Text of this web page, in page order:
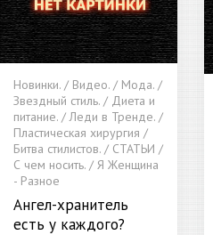
Новинки. / Видео. / Мода. /
Звездный стиль. / Диета и
питание. / Леди в Тренде. /
Пластическая хирургия /
Битва стилистов. / СТАТЬИ /
С чем носить. / Я Женщина
- Разное
Ангел-хранитель
есть у каждого?